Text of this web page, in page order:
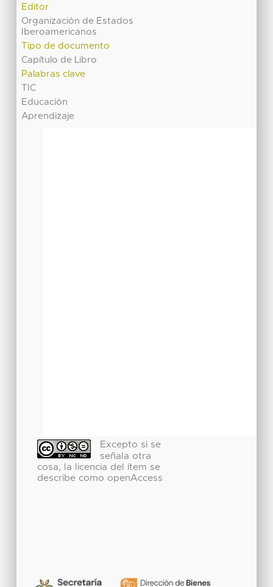
Editor
Organización de Estados
Iberoamericanos
Tipo de documento
Capítulo de Libro
Palabras clave
TIC
Educación
Aprendizaje
Excepto si se
señala otra
cosa, la licencia del ítem se
describe como openAccess